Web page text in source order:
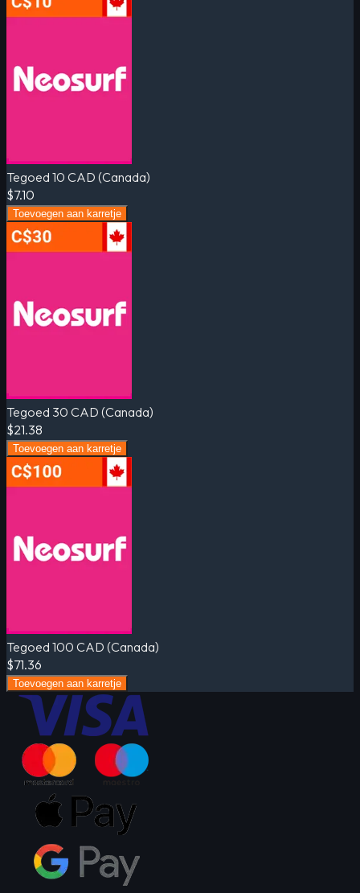
Tegoed 10 CAD (Canada)
$7.10
Toevoegen aan karretje
Tegoed 30 CAD (Canada)
$21.38
Toevoegen aan karretje
Tegoed 100 CAD (Canada)
$71.36
Toevoegen aan karretje